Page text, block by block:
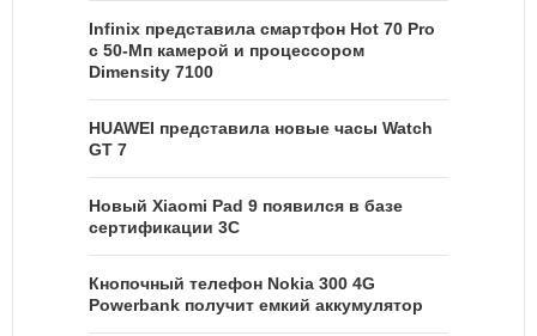
Infinix представила смартфон Hot 70 Pro
с 50-Мп камерой и процессором
Dimensity 7100
HUAWEI представила новые часы Watch
GT 7
Новый Xiaomi Pad 9 появился в базе
сертификации 3C
Кнопочный телефон Nokia 300 4G
Powerbank получит емкий аккумулятор